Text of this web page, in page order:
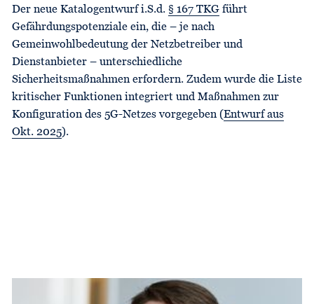
Der neue Katalogentwurf i.S.d. § 167 TKG führt
Gefährdungspotenziale ein, die – je nach
Gemeinwohlbedeutung der Netzbetreiber und
Dienstanbieter – unterschiedliche
Sicherheitsmaßnahmen erfordern. Zudem wurde die Liste
kritischer Funktionen integriert und Maßnahmen zur
Konfiguration des 5G-Netzes vorgegeben (Entwurf aus
Okt. 2025).